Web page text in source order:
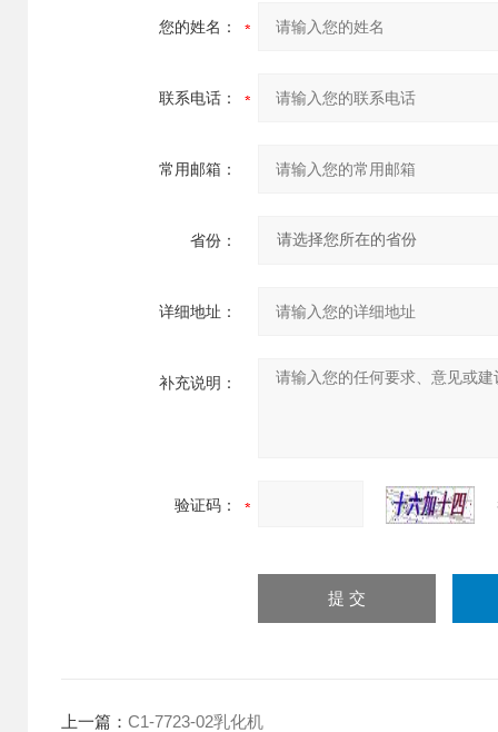
您的姓名：
联系电话：
常用邮箱：
省份：
详细地址：
补充说明：
验证码：
上一篇： C1-7723-02乳化机